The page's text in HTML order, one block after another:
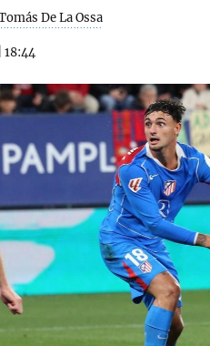
De La Ossa
18:44